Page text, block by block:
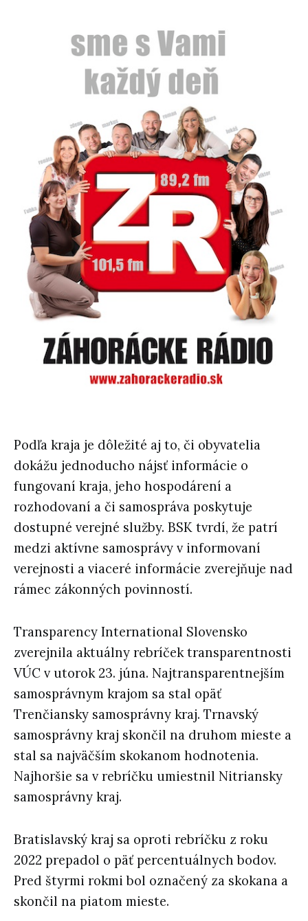
Podľa kraja je dôležité aj to, či obyvatelia
dokážu jednoducho nájsť informácie o
fungovaní kraja, jeho hospodárení a
rozhodovaní a či samospráva poskytuje
dostupné verejné služby. BSK tvrdí, že patrí
medzi aktívne samosprávy v informovaní
verejnosti a viaceré informácie zverejňuje nad
rámec zákonných povinností.
Transparency International Slovensko
zverejnila aktuálny rebríček transparentnosti
VÚC v utorok 23. júna. Najtransparentnejším
samosprávnym krajom sa stal opäť
Trenčiansky samosprávny kraj. Trnavský
samosprávny kraj skončil na druhom mieste a
stal sa najväčším skokanom hodnotenia.
Najhoršie sa v rebríčku umiestnil Nitriansky
samosprávny kraj.
Bratislavský kraj sa oproti rebríčku z roku
2022 prepadol o päť percentuálnych bodov.
Pred štyrmi rokmi bol označený za skokana a
skončil na piatom mieste.